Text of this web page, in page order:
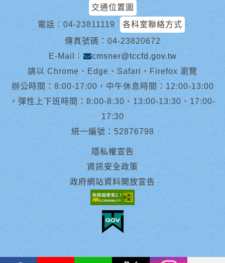
交通位置圖
電話︰ 04-23811119
各科室聯絡方式
傳真號碼：04-23820672
E-Mail︰
cmsner@tccfd.gov.tw
請以 Chrome、Edge、Safari、Firefox 瀏覽
辦公時間：8:00-17:00，中午休息時間：12:00-13:00
，彈性上下班時間：8:00-8:30、13:00-13:30、17:00-
17:30
統一編號：52876798
隱私權宣告
資訊安全政策
政府網站資料開放宣告